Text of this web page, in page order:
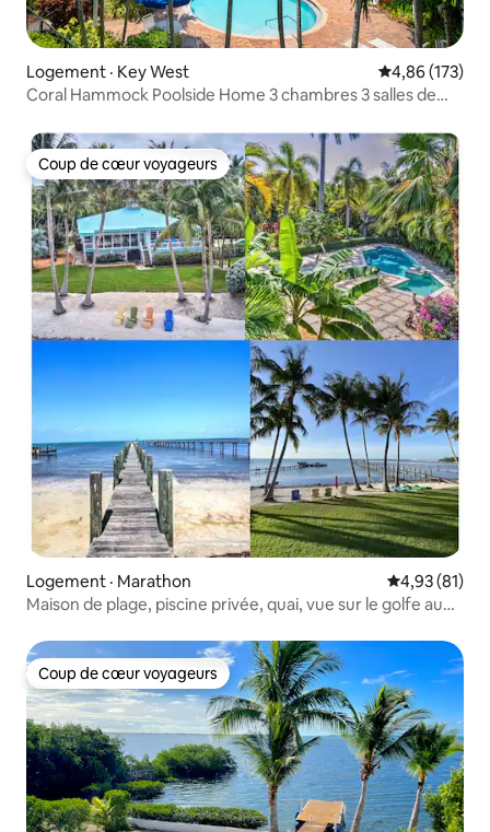
Logement · Key West Note
4,86 (173)
Coral Hammock Poolside Home 3 chambres 3 salles de
Coup de cœur voyageurs
Coup de cœur voyageurs
Logement · Marathon Note
4,93 (81)
Maison de plage, piscine privée, quai, vue sur le golfe au
Coup de cœur voyageurs
Coup de cœur voyageurs